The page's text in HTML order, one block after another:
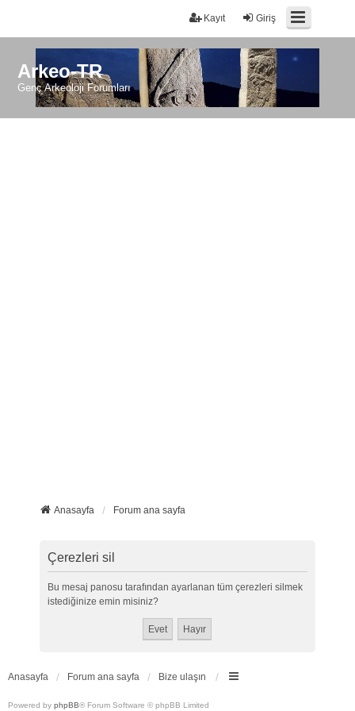
Giriş
Kayıt
Arkeo-TR
Genç Arkeoloji Forumları
Anasayfa Forum ana sayfa
Çerezleri sil
Bu mesaj panosu tarafından ayarlanan tüm çerezleri silmek
istediğinize emin misiniz?
Anasayfa Forum ana sayfa Bize ulaşın
Powered by phpBB® Forum Software © phpBB Limited